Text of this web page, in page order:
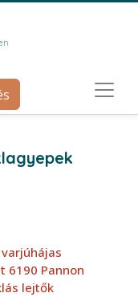
6190 Pannon
lejtők